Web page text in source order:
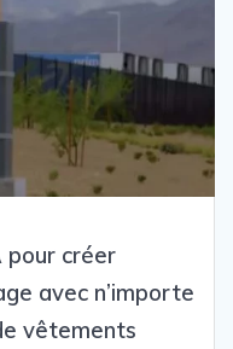
pour créer
avec n’importe
vêtements